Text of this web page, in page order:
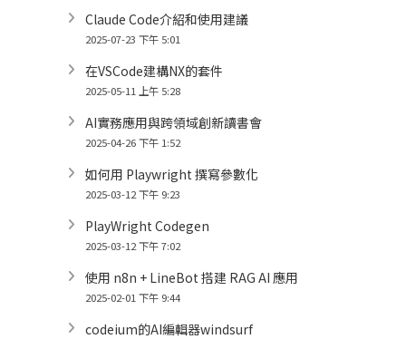
Claude Code介紹和使用建議
2025-07-23 下午 5:01
在VSCode建構NX的套件
2025-05-11 上午 5:28
AI實務應用與跨領域創新讀書會
2025-04-26 下午 1:52
如何用 Playwright 撰寫參數化
2025-03-12 下午 9:23
PlayWright Codegen
2025-03-12 下午 7:02
使用 n8n + LineBot 搭建 RAG AI 應用
2025-02-01 下午 9:44
codeium的AI編輯器windsurf